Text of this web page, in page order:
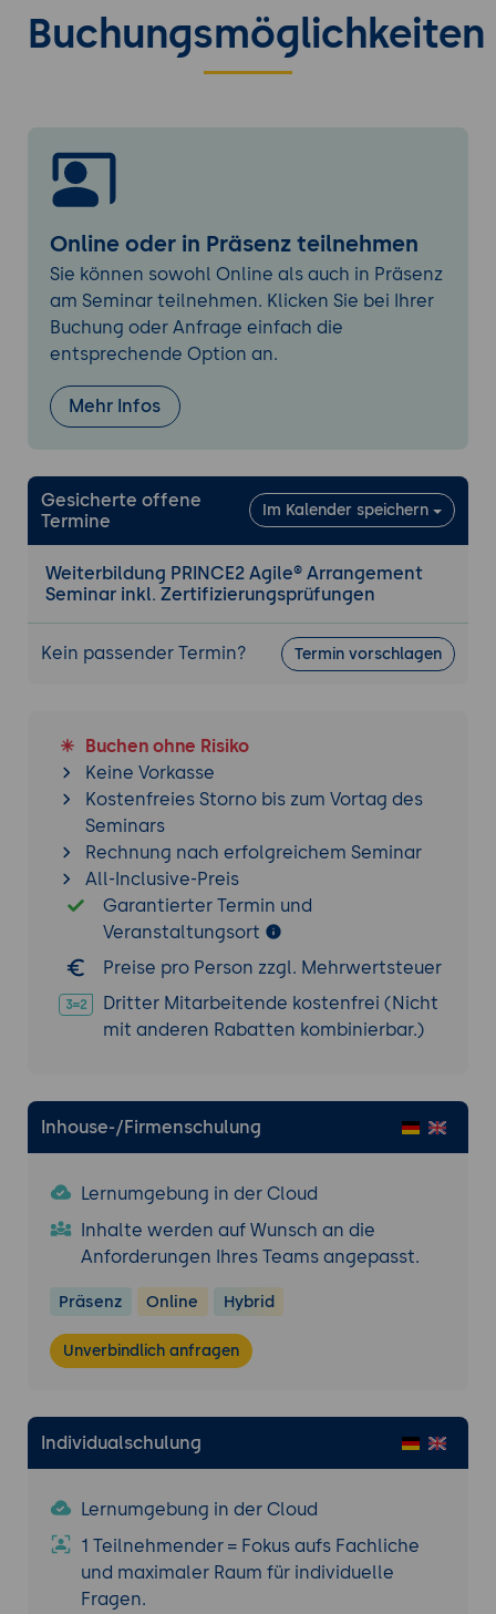
Steuern nach dem Ausnahmeprinzip
Produktorientierung
Agile Verhaltensweisen / Werte
Agile Prinzipien und das agile Manifest
Teamorientiert, selbstorganisierend,
kundenorientiert, eigenverantwortlich,
vertrauensvoll
Agile Rahmenwerke
Scrum, Kanban, Lean, Lean Startup
Agile Konzepte
auf die Zeit fokussiert sein, „Überprüfen
und Anpassen“, Begrenzen von „Work in
Progress“
Agile Techniken
Burn Charts, User Storys, Retrospektiven,
Timeboxing, Messen des Durchsatzes
Anforderungen
Umfassende Kommunikation
Regelmäßige Releases
Verträge im agilen Umfeld
Verstehen der Schlüsselkonzepte in Bezug
auf PRINCE2®
Schlüsselkonzepte in Bezug auf Projekte und
PRINCE2 Agile® verstehen
Verstehen, wie Prinzipien, Themen, Prozesse
angewendet werden
Verstehen der Fokus-Bereiche in einem agilen
Kontext
Bitte planen Sie an den Abenden ca. 2
Stunden für die Nachbereitung des
Seminartags und die Vorbereitung des
Ihre Online-Zertifizierungsprüfung
Die einstündige PRINCE2® Agile Foundation
Multiple-Choice Fragen und gilt als
bestanden, wenn mindestens 28 Fragen
(56%) richtig beantwortet sind.
Die zweieinhalbstündige PRINCE2 Agile®
Buchungsmöglichkeiten
Online oder in Präsenz teilnehmen
Sie können sowohl Online als auch in Präsenz
am Seminar teilnehmen. Klicken Sie bei Ihrer
Buchung oder Anfrage einfach die
entsprechende Option an.
Mehr Infos
Gesicherte offene
Termine
Im Kalender speichern
Weiterbildung PRINCE2 Agile® Arrangement
Seminar inkl. Zertifizierungsprüfungen
Kein passender Termin? Termin vorschlagen
Buchen ohne Risiko
Keine Vorkasse
Kostenfreies Storno bis zum Vortag des
Seminars
Rechnung nach erfolgreichem Seminar
All-Inclusive-Preis
Garantierter Termin und
Veranstaltungsort
Preise pro Person zzgl. Mehrwertsteuer
Dritter Mitarbeitende kostenfrei (Nicht
mit anderen Rabatten kombinierbar.)
Inhouse-/Firmenschulung
Lernumgebung in der Cloud
Inhalte werden auf Wunsch an die
Anforderungen Ihres Teams angepasst.
Präsenz Online Hybrid
Unverbindlich anfragen
Individualschulung
Lernumgebung in der Cloud
1 Teilnehmender = Fokus aufs Fachliche
und maximaler Raum für individuelle
Fragen.